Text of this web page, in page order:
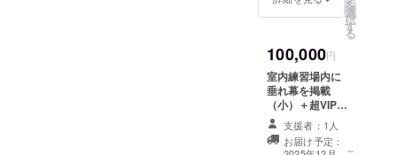
m×50m
m）＋
ルダー1
個アク
リルタ
イプ
（50m
m×50m
m、厚
さ
を
選
択
す
る
100,000円
室内練習場内に
垂れ幕を掲載
（小）＋超VIP券
（練習場
20%OFF券）
「お名前掲載」
支援者：1人
お届け予定：